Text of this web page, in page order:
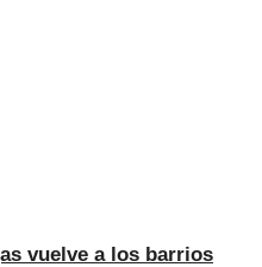
vuelve a los barrios